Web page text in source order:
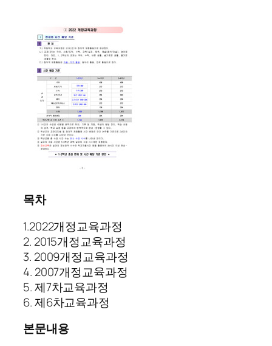
목차
1.2022개정교육과정
2. 2015개정교육과정
3. 2009개정교육과정
4. 2007개정교육과정
5. 제7차교육과정
6. 제6차교육과정
본문내용